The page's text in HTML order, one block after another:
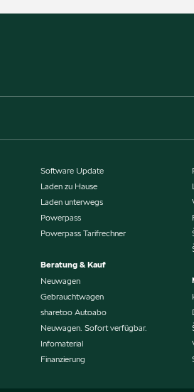
Software Update
Laden zu Hause
Laden unterwegs
Powerpass
Powerpass Tarifrechner
Beratung & Kauf
Neuwagen
Gebrauchtwagen
sharetoo Autoabo
Neuwagen. Sofort verfügbar.
Infomaterial
Finanzierung